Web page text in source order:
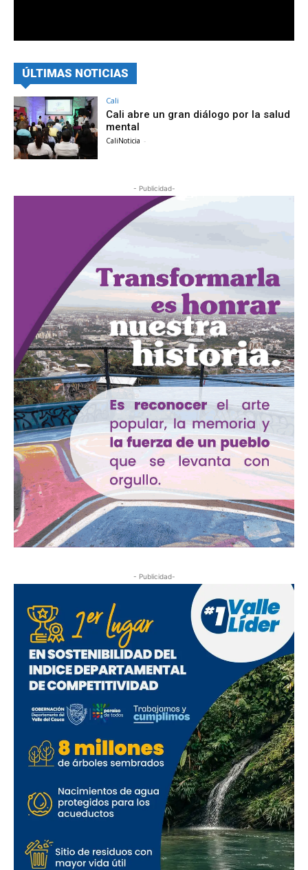
ÚLTIMAS NOTICIAS
Cali
Cali abre un gran diálogo por la salud
mental
CaliNoticia -
- Publicidad-
- Publicidad-